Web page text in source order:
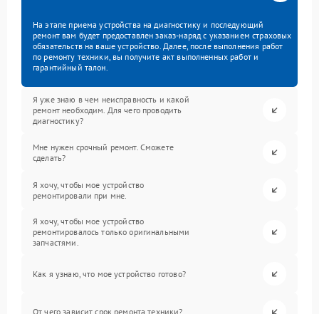
На этапе приема устройства на диагностику и последующий
ремонт вам будет предоставлен заказ-наряд с указанием страховых
обязательств на ваше устройство. Далее, после выполнения работ
по ремонту техники, вы получите акт выполненных работ и
гарантийный талон.
Я уже знаю в чем неисправность и какой
ремонт необходим. Для чего проводить
диагностику?
Мне нужен срочный ремонт. Сможете
сделать?
Я хочу, чтобы мое устройство
ремонтировали при мне.
Я хочу, чтобы мое устройство
ремонтировалось только оригинальными
запчастями.
Как я узнаю, что мое устройство готово?
От чего зависит срок ремонта техники?